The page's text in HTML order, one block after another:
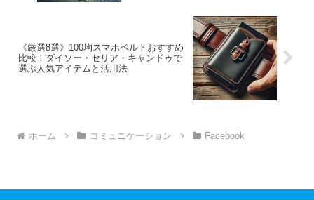
《厳選8選》100均スマホベルトおすすめ
比較！ダイソー・セリア・キャンドゥで
選ぶ人気アイテムと活用法
ホーム コミュニケーション Facebook